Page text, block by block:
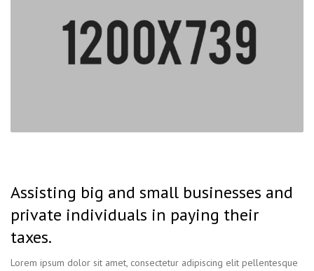
Assisting big and small businesses and
private individuals in paying their
taxes.
Lorem ipsum dolor sit amet, consectetur adipiscing elit pellentesque